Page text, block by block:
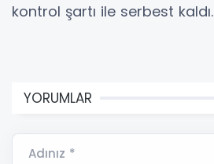
kontrol şartı ile serbest kaldı.
YORUMLAR
Adınız *